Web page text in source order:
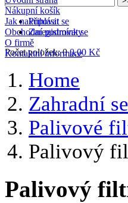
Přihlásit se
Zaregistrovat se
Počet položek: 0 0,00 Kč
Nákupní košík
Jak nakupovat
Obchodní podmínky
O firmě
Kontaktní informace
Home
Zahradní
Palivové
Palivový
Palivový